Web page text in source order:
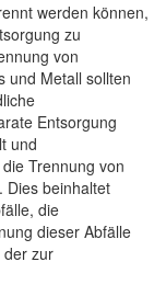
werden können,
zu
von
und Metall sollten
Entsorgung
und
Trennung von
Dies beinhaltet
die
dieser Abfälle
der zur